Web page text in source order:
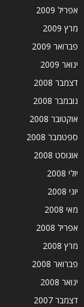
אפריל 2009
מרץ 2009
פברואר 2009
ינואר 2009
דצמבר 2008
נובמבר 2008
אוקטובר 2008
ספטמבר 2008
אוגוסט 2008
יולי 2008
יוני 2008
מאי 2008
אפריל 2008
מרץ 2008
פברואר 2008
ינואר 2008
דצמבר 2007